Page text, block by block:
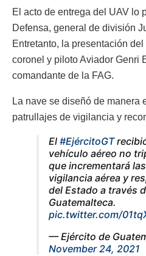
El acto de entrega del UAV lo
Defensa, general de división
Entretanto, la presentación
coronel y piloto Aviador Genri
comandante de la FAG.
La nave se diseñó de manera
patrullajes de vigilancia y
El #EjércitoGT
vehículo aéreo no
que incrementará
vigilancia aérea y
del Estado a través
Guatemalteca.
pic.twitter.com/
— Ejército de
November 24, 2021